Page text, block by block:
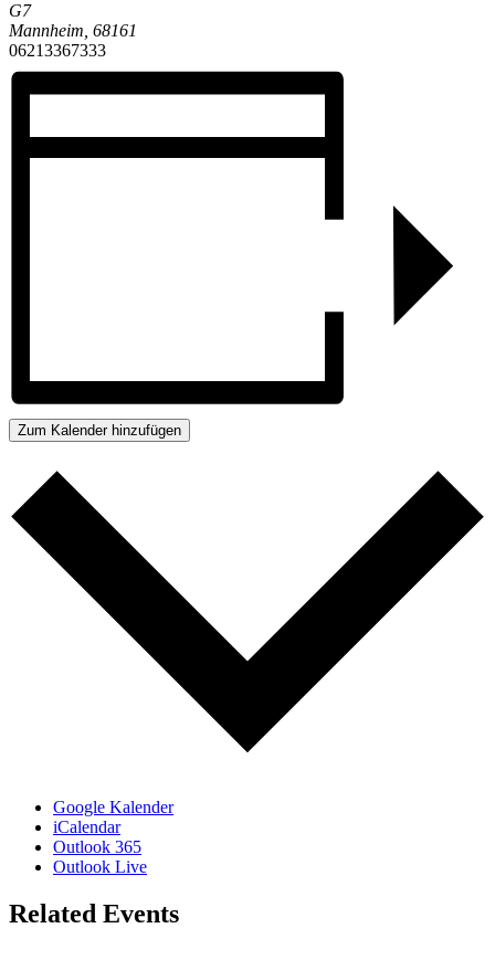
G7
Mannheim 68161
06213367333
Zum Kalender hinzufügen
Google Kalender
iCalendar
Outlook 365
Outlook Live
Related Events